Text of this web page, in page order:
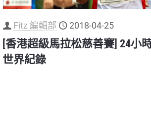
Fitz 編輯部 2018-04-25
[香港超級馬拉松慈善賽] 24小
世界紀錄